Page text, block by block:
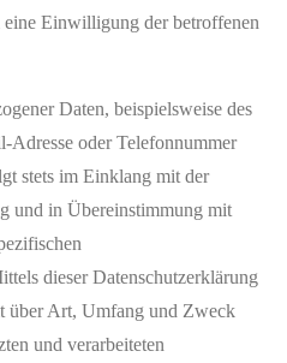
Einwilligung der betroffenen
Daten, beispielsweise des
oder Telefonnummer
stets im Einklang mit der
und in Übereinstimmung mit
dieser Datenschutzerklärung
über Art, Umfang und Zweck
und verarbeiteten